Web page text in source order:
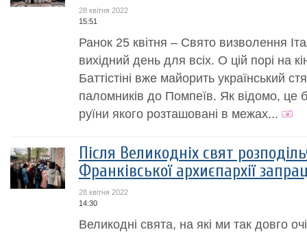
28 квітня 2022
15:51
Ранок 25 квітня – Свято визволення
вихідний день для всіх. О цій порі на
Баттістіні вже майорить український
паломників до Помпеїв. Як відомо, це
руїни якого розташовані в межах...
Після Великодніх свят
Франківської архиєпархії
28 квітня 2022
14:30
Великодні свята, на які ми так довго